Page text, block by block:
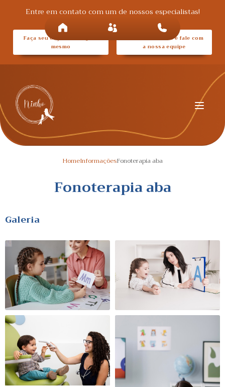
Entre em contato com um de nossos especialistas!
Faça seu orçamento agora
mesmo
Entre em contato e fale com
a nossa equipe
HomeInformaçõesFonoterapia aba
Fonoterapia aba
Galeria